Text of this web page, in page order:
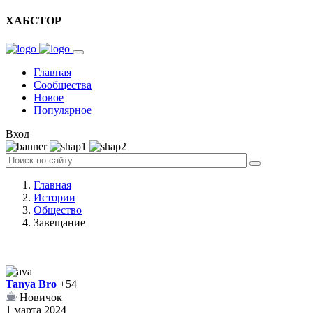
ХАБСТОР
Главная
Сообщества
Новое
Популярное
Вход
Главная
Истории
Общество
Завещание
Tanya Bro +54
Новичок
1 марта 2024